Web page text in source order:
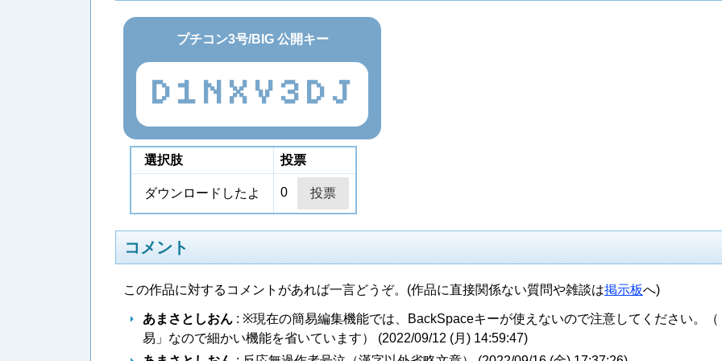
プチコン3号/BIG 公開キー
D1NXV3DJ
選択肢 投票
ダウンロードしたよ 0
コメント
この作品に対するコメントがあれば一言どうぞ。(作品に直接関係ない質問や雑談は掲示板へ)
あまさとしおん : ※現在の簡易編集機能では、BackSpaceキーが使えないので注意してください。（
易」なので細かい機能を省いています） (2022/09/12 (月) 14:59:47)